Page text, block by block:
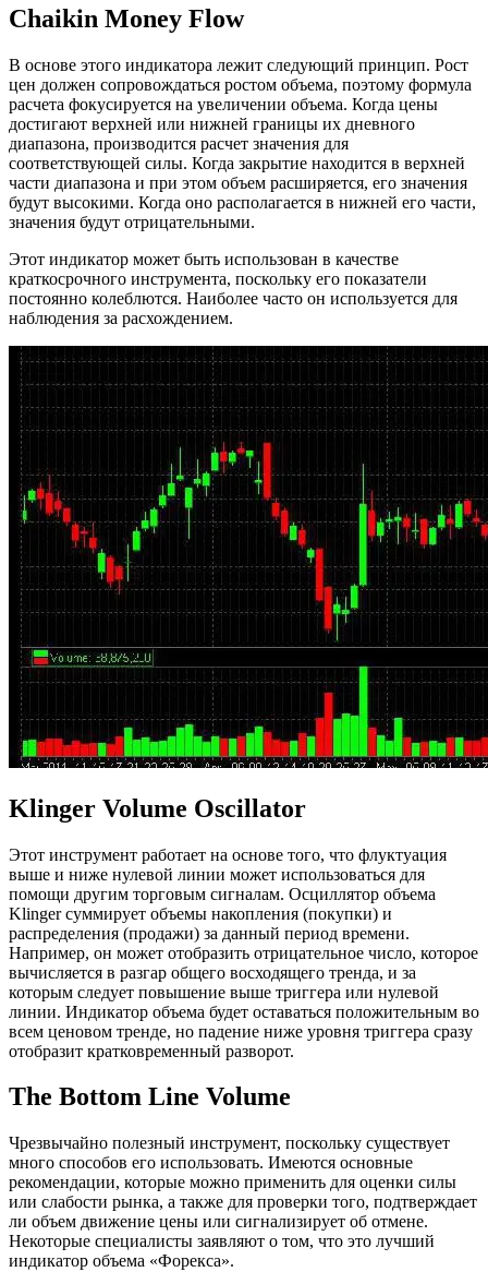
Chaikin Money Flow
В основе этого индикатора лежит следующий принцип. Рост
цен должен сопровождаться ростом объема, поэтому формула
расчета фокусируется на увеличении объема. Когда цены
достигают верхней или нижней границы их дневного
диапазона, производится расчет значения для
соответствующей силы. Когда закрытие находится в верхней
части диапазона и при этом объем расширяется, его значения
будут высокими. Когда оно располагается в нижней его части,
значения будут отрицательными.
Этот индикатор может быть использован в качестве
краткосрочного инструмента, поскольку его показатели
постоянно колеблются. Наиболее часто он используется для
наблюдения за расхождением.
Klinger Volume Oscillator
Этот инструмент работает на основе того, что флуктуация
выше и ниже нулевой линии может использоваться для
помощи другим торговым сигналам. Осциллятор объема
Klinger суммирует объемы накопления (покупки) и
распределения (продажи) за данный период времени.
Например, он может отобразить отрицательное число, которое
вычисляется в разгар общего восходящего тренда, и за
которым следует повышение выше триггера или нулевой
линии. Индикатор объема будет оставаться положительным во
всем ценовом тренде, но падение ниже уровня триггера сразу
отобразит кратковременный разворот.
The Bottom Line Volume
Чрезвычайно полезный инструмент, поскольку существует
много способов его использовать. Имеются основные
рекомендации, которые можно применить для оценки силы
или слабости рынка, а также для проверки того, подтверждает
ли объем движение цены или сигнализирует об отмене.
Некоторые специалисты заявляют о том, что это лучший
индикатор объема «Форекса».